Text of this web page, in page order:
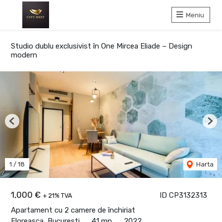
Meniu
Studio dublu exclusivist în One Mircea Eliade – Design
modern
ID CP3132313
1,000 € + 21% TVA
Apartament cu 2 camere de închiriat
1 / 18 Harta
Previous